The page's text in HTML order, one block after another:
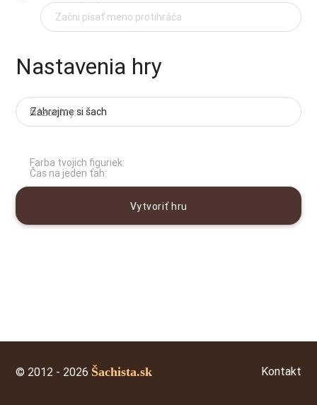
Nastavenia hry
Názov hry:
Farba tvojich figuriek:
Čas na jeden ťah:
Vytvoriť hru
© 2012 - 2026 Šachista.sk Kontakt